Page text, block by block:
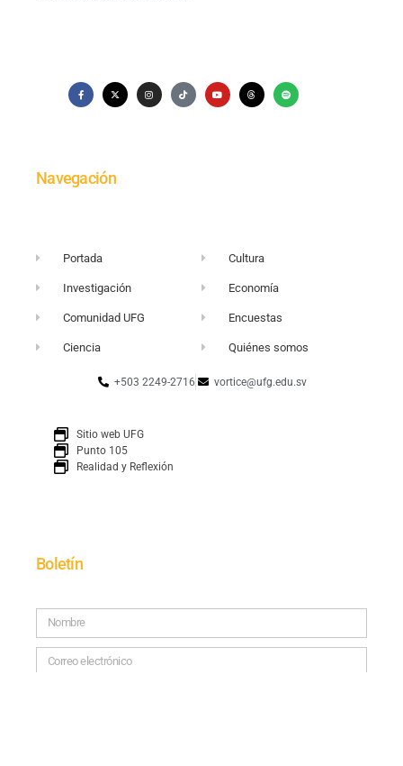
Navegación
Portada
Investigación
Comunidad UFG
Ciencia
Cultura
Economía
Encuestas
Quiénes somos
+503 2249-2716 vortice@ufg.edu.sv
Sitio web UFG
Punto 105
Realidad y Reflexión
Boletín